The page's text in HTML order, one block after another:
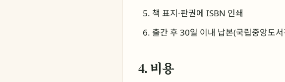
책 표지·판권에 ISBN 인쇄
출간 후 30일 이내 납본(국립중앙도
4. 비용